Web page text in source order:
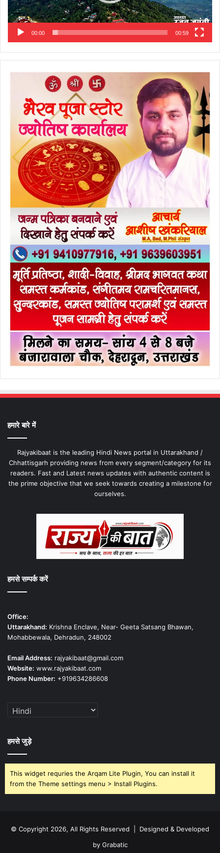
00:00 00:59
हमारे बारे में
Rajyakibaat is the leading Hindi News portal in Uttarakhand /
Chhattisgarh providing news from every segment/category for its
readers. Fast and Latest news updates with authentic content is
the prime objective that we seek towards creating a milestone for
ourselves.
हमसे सम्पर्क करें
Office:
Uttarakhand: Krishna Enclave, Near- Geeta Satsang Bhawan,
Mohabbewala, Dehradun, 248002
Email Address: rajyakibaat@gmail.com
Website: www.rajyakibaat.com
Phone Number: +919634286608
हमसे जुड़े
This widget requries the Arqam Lite Plugin, You can install it
from the Theme settings menu > Install Plugins.
© Copyright 2026, All Rights Reserved | Designed & Developed
by Grabatic